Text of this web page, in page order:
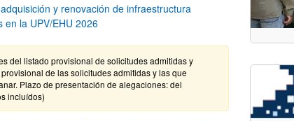
y renovación de infraestructura
en la UPV/EHU 2026
del listado provisional de solicitudes admitidas y
de las solicitudes admitidas y las que
Plazo de presentación de alegaciones: del
incluídos)